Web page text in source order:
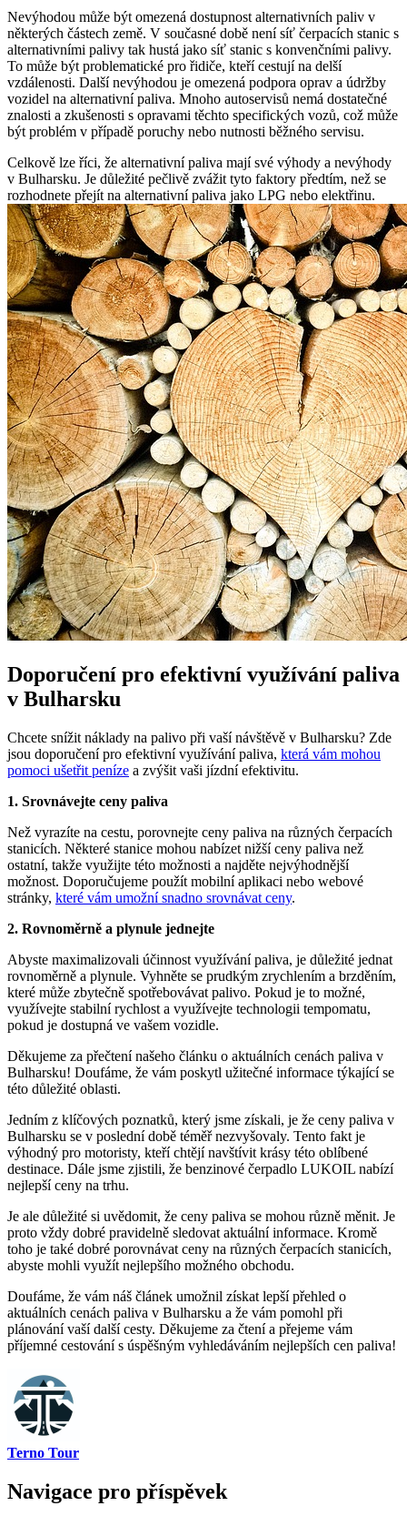
Nevýhodou může být omezená dostupnost alternativních paliv v
některých částech země. V současné době není síť čerpacích stanic s
alternativními palivy tak hustá jako síť stanic s konvenčními palivy.
To může být problematické pro řidiče, kteří cestují na delší
vzdálenosti. Další nevýhodou je omezená podpora oprav a údržby
vozidel na alternativní paliva. Mnoho autoservisů nemá dostatečné
znalosti a zkušenosti s opravami těchto specifických vozů, což může
být problém v případě poruchy nebo nutnosti běžného servisu.
Celkově lze říci, že alternativní paliva mají své výhody a nevýhody
v Bulharsku. Je důležité pečlivě zvážit tyto faktory předtím, než se
rozhodnete přejít na alternativní paliva jako LPG nebo elektřinu.
Doporučení pro efektivní využívání paliva
v Bulharsku
Chcete snížit náklady na palivo při vaší návštěvě v Bulharsku? Zde
jsou doporučení pro efektivní využívání paliva, která vám mohou
pomoci ušetřit peníze a zvýšit vaši jízdní efektivitu.
1. Srovnávejte ceny paliva
Než vyrazíte na cestu, porovnejte ceny paliva na různých čerpacích
stanicích. Některé stanice mohou nabízet nižší ceny paliva než
ostatní, takže využijte této možnosti a najděte nejvýhodnější
možnost. Doporučujeme použít mobilní aplikaci nebo webové
stránky, které vám umožní snadno srovnávat ceny.
2. Rovnoměrně a plynule jednejte
Abyste maximalizovali účinnost využívání paliva, je důležité jednat
rovnoměrně a plynule. Vyhněte se prudkým zrychlením a brzděním,
které může zbytečně spotřebovávat palivo. Pokud je to možné,
využívejte stabilní rychlost a využívejte technologii tempomatu,
pokud je dostupná ve vašem vozidle.
Děkujeme za přečtení našeho článku o aktuálních cenách paliva v
Bulharsku! Doufáme, že vám poskytl užitečné informace týkající se
této důležité oblasti.
Jedním z klíčových poznatků, který jsme získali, je že ceny paliva v
Bulharsku se v poslední době téměř nezvyšovaly. Tento fakt je
výhodný pro motoristy, kteří chtějí navštívit krásy této oblíbené
destinace. Dále jsme zjistili, že benzinové čerpadlo LUKOIL nabízí
nejlepší ceny na trhu.
Je ale důležité si uvědomit, že ceny paliva se mohou různě měnit. Je
proto vždy dobré pravidelně sledovat aktuální informace. Kromě
toho je také dobré porovnávat ceny na různých čerpacích stanicích,
abyste mohli využít nejlepšího možného obchodu.
Doufáme, že vám náš článek umožnil získat lepší přehled o
aktuálních cenách paliva v Bulharsku a že vám pomohl při
plánování vaší další cesty. Děkujeme za čtení a přejeme vám
příjemné cestování s úspěšným vyhledáváním nejlepších cen paliva!
Terno Tour
Navigace pro příspěvek